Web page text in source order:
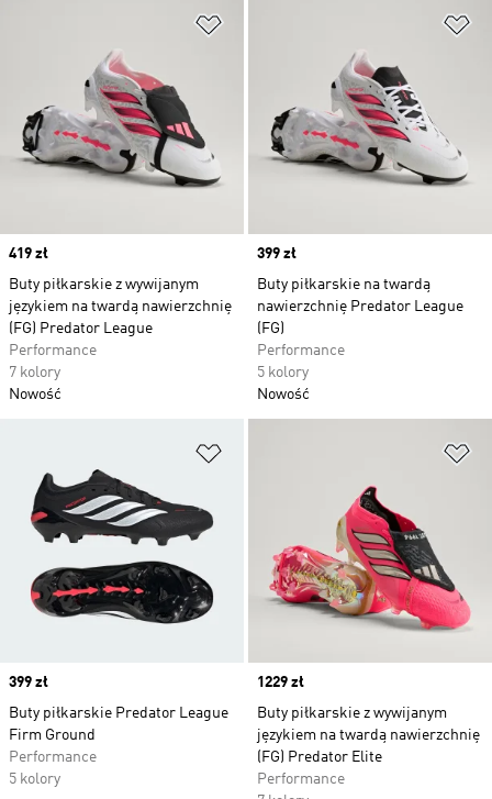
Price
419 zł
Buty piłkarskie z wywijanym
językiem na twardą nawierzchnię
(FG) Predator League
Performance
7 kolory
Nowość
Price
399 zł
Buty piłkarskie na twardą
nawierzchnię Predator League
(FG)
Performance
5 kolory
Nowość
Price
399 zł
Buty piłkarskie Predator League
Firm Ground
Performance
5 kolory
Price
1229 zł
Buty piłkarskie z wywijanym
językiem na twardą nawierzchnię
(FG) Predator Elite
Performance